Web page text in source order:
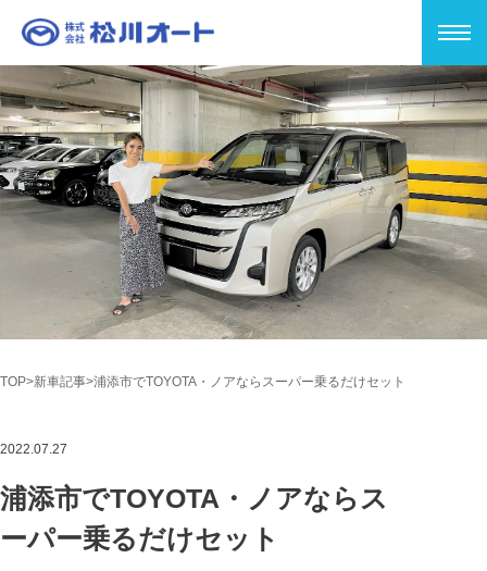
TOP 新車記事 浦添市でTOYOTA・ノアならスーパー乗るだけセット
2022.07.27
浦添市でTOYOTA・ノアならス
ーパー乗るだけセット